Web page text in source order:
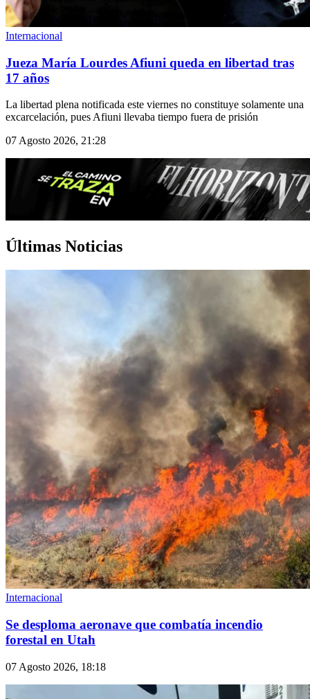
Internacional
Jueza María Lourdes Afiuni queda en libertad tras
17 años
La libertad plena notificada este viernes no constituye solamente una
excarcelación, pues Afiuni llevaba tiempo fuera de prisión
07 Agosto 2026, 21:28
Últimas Noticias
Internacional
Se desploma aeronave que combatía incendio
forestal en Utah
07 Agosto 2026, 18:18